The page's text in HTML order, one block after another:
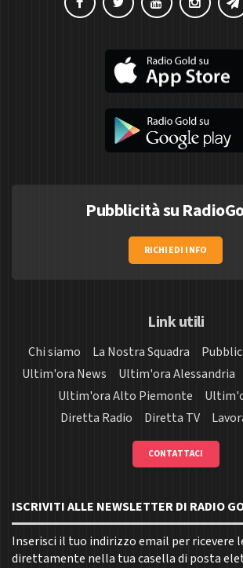
Pubblicità su
RICHIEDI INFO
Link utili
Chi siamo La Nostra Squadra
Ultim'ora News
Ultim'ora Alessandria
Ultim'ora Alto Piemonte
Diretta Radio
Diretta TV
CONTATTACI
ISCRIVITI ALLE NEWSLETTER DI RADIO
Inserisci il tuo indirizzo email per ricevere
direttamente nella tua casella di posta